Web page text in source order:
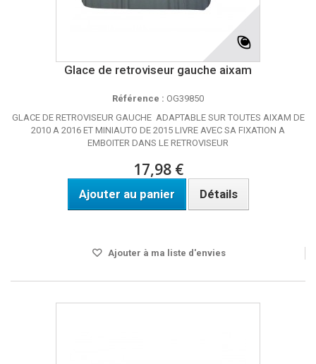
Glace de retroviseur gauche aixam
Référence : OG39850
GLACE DE RETROVISEUR GAUCHE ADAPTABLE SUR TOUTES AIXAM DE
2010 A 2016 ET MINIAUTO DE 2015 LIVRE AVEC SA FIXATION A
EMBOITER DANS LE RETROVISEUR
17,98 €
Ajouter au panier Détails
Ajouter à ma liste d'envies